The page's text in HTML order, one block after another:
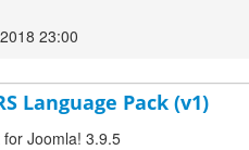
23:00
Language Pack (v1)
Joomla! 3.9.5